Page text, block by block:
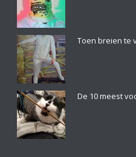
Toen breien te
De 10 meest